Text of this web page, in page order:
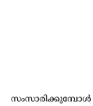
സംസാരിക്കുമ്പോള്‍